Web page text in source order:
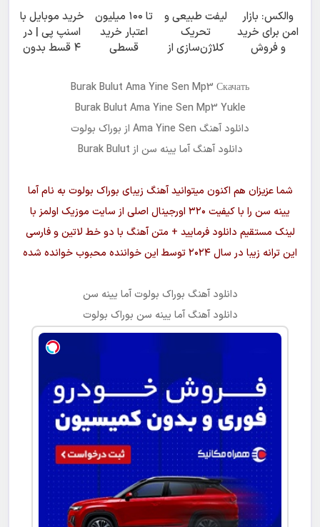
بدون
کمیسیون
ماشینت رو
اینجا ثبت کن
دیجیتال
والکس: بازار
امن برای خرید
و فروش
لیفت طبیعی و
تحریک
کلاژن‌سازی از
24ماه
ماندگاری ✅
جوان شو
تا ۱۰۰ میلیون
اعتبار خرید
قسطی
خرید موبایل با
اسنپ پی | در
۴ قسط بدون
Burak Bulut Ama Yine Sen Mp3 Скачать
Burak Bulut Ama Yine Sen Mp3 Yukle
دانلود آهنگ Ama Yine Sen از بوراک بولوت
دانلود آهنگآما یینه سن از Burak Bulut
شما عزیزان هم اکنون میتوانید آهنگ زیبای بوراک بولوت به نامآما
یینه سن
را با کیفیت ۳۲۰ اورجینال اصلی از سایت موزیک اولمز با
لینک مستقیم دانلود فرمایید + متن آهنگ با دو خط لاتین و فارسی
این ترانه زیبا در سال ۲۰۲۴ توسط این خواننده محبوب خوانده شده
دانلود آهنگ بوراک بولوت آما یینه سن
دانلود آهنگآما یینه سن بوراک بولوت